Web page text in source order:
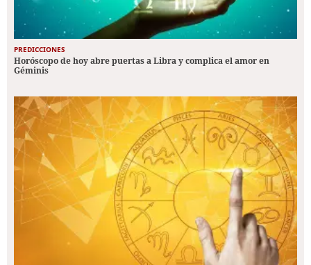
PREDICCIONES
Horóscopo de hoy abre puertas a Libra y complica el amor en
Géminis